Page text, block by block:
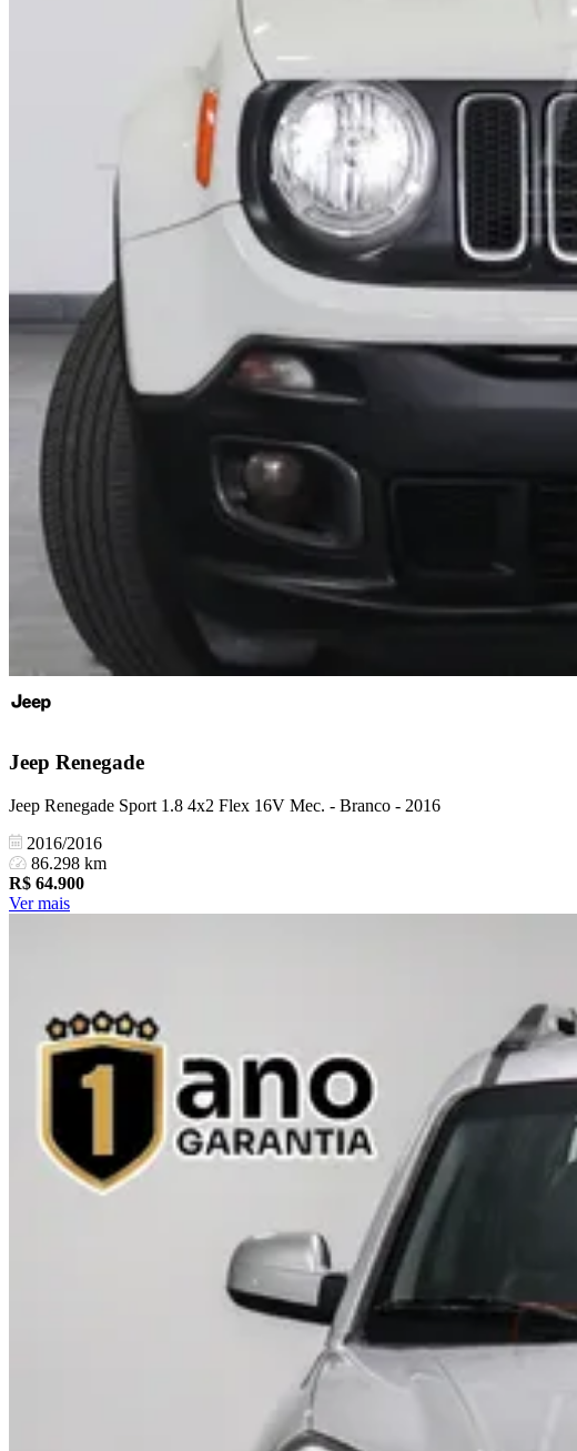
Jeep Renegade
Jeep Renegade Sport 1.8 4x2 Flex 16V Mec. - Branco - 2016
2016/2016
86.298 km
R$ 64.900
Ver mais